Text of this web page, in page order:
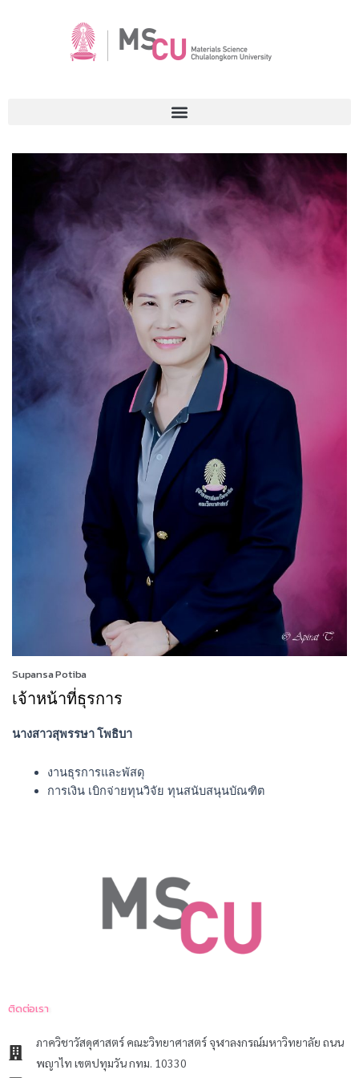
Supansa Potiba
เจ้าหน้าที่ธุรการ
นางสาวสุพรรษา โพธิบา
งานธุรการและพัสดุ
การเงิน เบิกจ่ายทุนวิจัย ทุนสนับสนุนบัณฑิต
ติดต่อเรา
ภาควิชาวัสดุศาสตร์ คณะวิทยาศาสตร์ จุฬาลงกรณ์มหาวิทยาลัย ถนน
พญาไท เขตปทุมวัน กทม. 10330